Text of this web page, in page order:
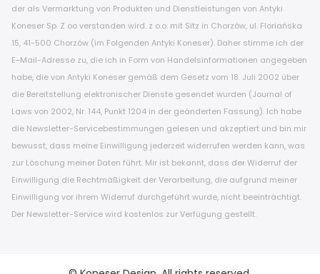
der als Vermarktung von Produkten und Dienstleistungen von Antyki
Koneser Sp. Z oo verstanden wird. z o.o. mit Sitz in Chorzów, ul. Floriańska
15, 41-500 Chorzów (im Folgenden Antyki Koneser). Daher stimme ich der
E-Mail-Adresse zu, die ich in Form von Handelsinformationen angegeben
habe, die von Antyki Koneser gemäß dem Gesetz vom 18. Juli 2002 über
die Bereitstellung elektronischer Dienste gesendet wurden (Journal of
Laws von 2002, Nr. 144, Punkt 1204 in der geänderten Fassung). Ich habe
die Newsletter-Servicebestimmungen gelesen und akzeptiert und bin mir
bewusst, dass meine Einwilligung jederzeit widerrufen werden kann, was
zur Löschung meiner Daten führt. Mir ist bekannt, dass der Widerruf der
Einwilligung die Rechtmäßigkeit der Verarbeitung, die aufgrund meiner
Einwilligung vor ihrem Widerruf durchgeführt wurde, nicht beeinträchtigt.
Der Newsletter-Service wird kostenlos zur Verfügung gestellt.